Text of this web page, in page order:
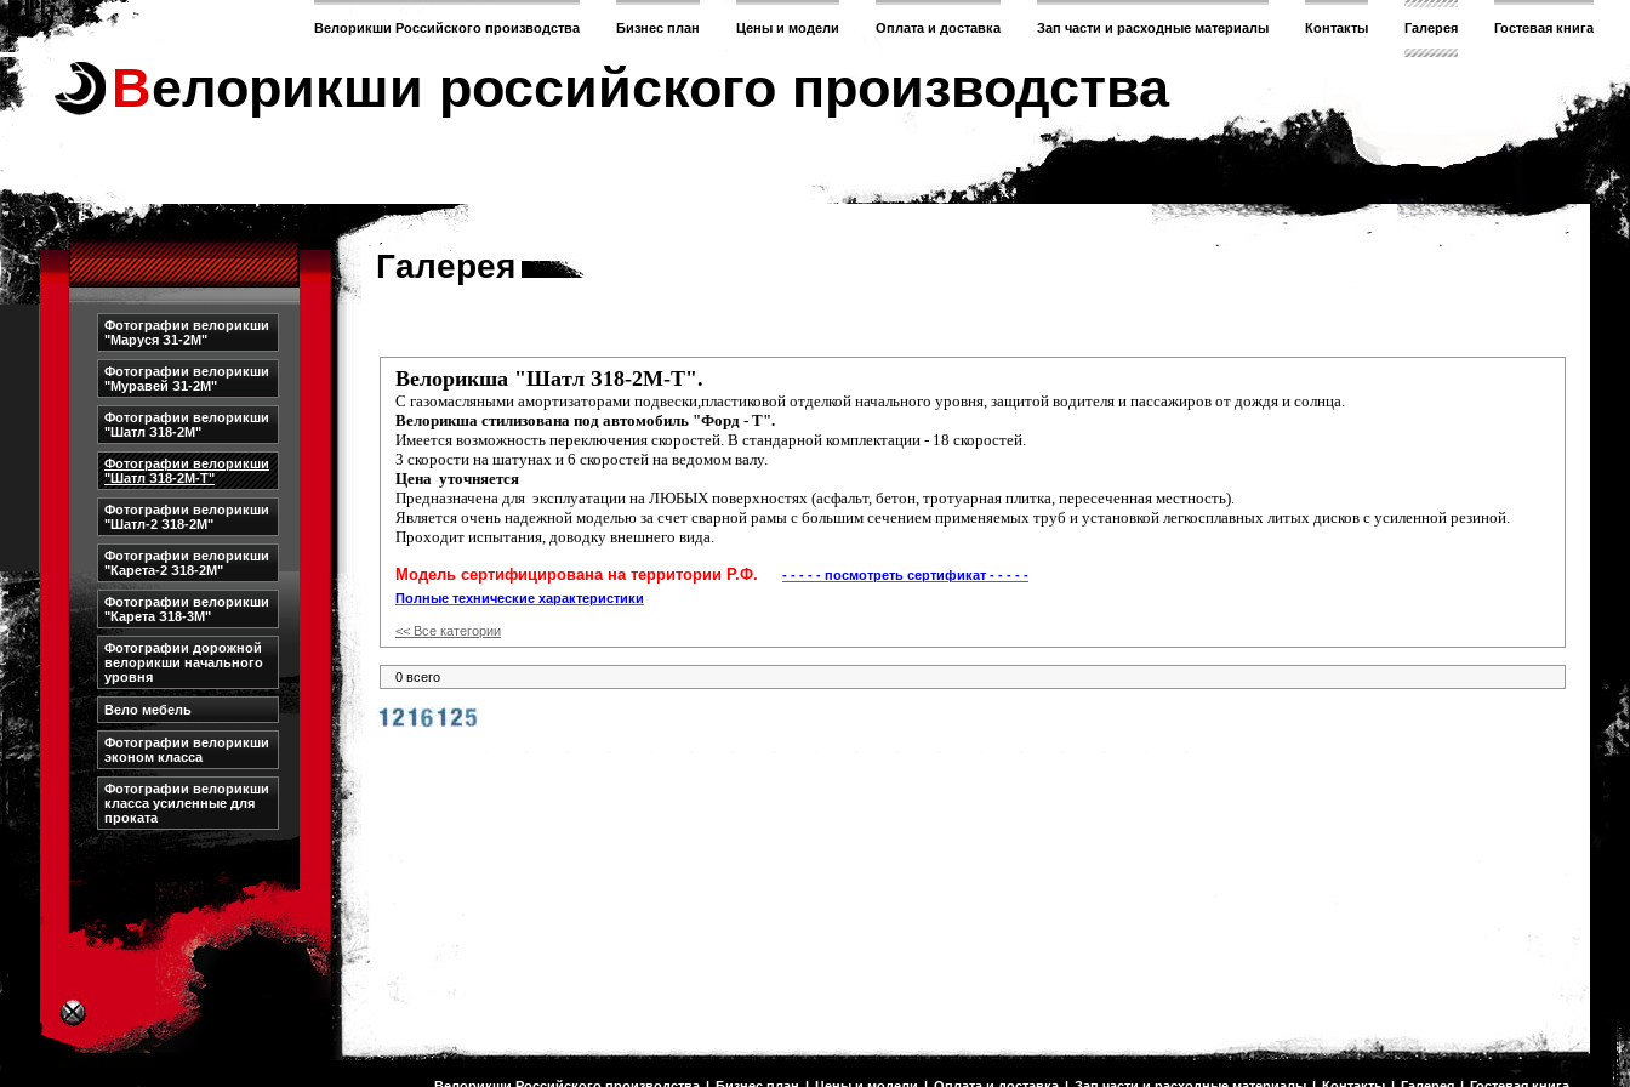
Велорикши Российского производства Бизнес план Цены и модели Оплата и доставка Зап части и расходные материалы Контакты Галерея Гостевая книга
Велорикши российского производства
Фотографии велорикши
"Маруся З1-2М"
Фотографии велорикши
"Муравей З1-2М"
Фотографии велорикши
"Шатл З18-2М"
Фотографии велорикши
"Шатл З18-2М-Т"
Фотографии велорикши
"Шатл-2 З18-2М"
Фотографии велорикши
"Карета-2 З18-2М"
Фотографии велорикши
"Карета З18-3М"
Фотографии дорожной
велорикши начального
уровня
Вело мебель
Фотографии велорикши
эконом класса
Фотографии велорикши
класса усиленные для
проката
Галерея
Велорикша "Шатл З18-2М-Т".
С газомасляными амортизаторами подвески,пластиковой отделкой начального уровня, защитой водителя и пассажиров от дождя и солнца.
Велорикша стилизована под автомобиль "Форд - Т".
Имеется возможность переключения скоростей. В стандарной комплектации - 18 скоростей.
3 скорости на шатунах и 6 скоростей на ведомом валу.
Цена уточняется
Предназначена для эксплуатации на ЛЮБЫХ поверхностях (асфальт, бетон, тротуарная плитка, пересеченная местность).
Является очень надежной моделью за счет сварной рамы с большим сечением применяемых труб и установкой легкосплавных литых дисков с усиленной резиной.
Проходит испытания, доводку внешнего вида.
Модель сертифицирована на территории Р.Ф.
- - - - - посмотреть сертификат - - - - -
Полные технические характеристики
<< Все категории
0 всего